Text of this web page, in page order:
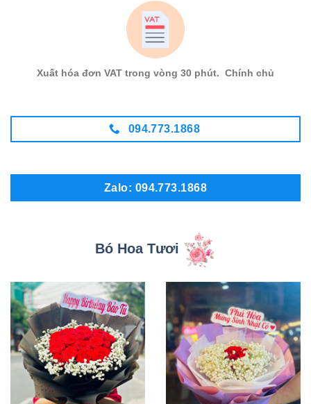
Xuất hóa đơn VAT trong vòng 30 phút. Chính chủ
094.773.1868
Zalo: 094.773.1868
Bó Hoa Tươi